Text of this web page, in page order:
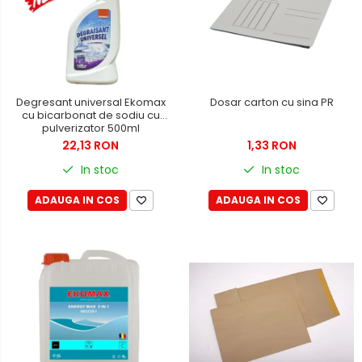
Accesorii localizare (FindMy)
Cartuse, tonere, consumabile
Standuri PC si suporturi
ergonomice
Suporturi si huse telefoane &
Periferice PC si accesorii
Audio
Tehnica si mobilier pentru birou
Laminatoare
Folii laminare
Accesorii mobilier
Degresant universal Ekomax
cu bicarbonat de sodiu cu
pulverizator 500ml
22,13 RON
In stoc
ADAUGA IN COS
Dosar carton cu sina PR
1,33 RON
In stoc
ADAUGA IN COS